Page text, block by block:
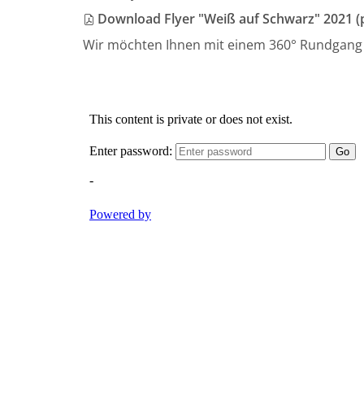
Download Flyer "Weiß auf Schwarz" 2021
Wir möchten Ihnen mit einem 360°